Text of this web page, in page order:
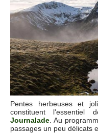
Pentes herbeuses et
constituent l'essentiel
Journalade . Au
passages un peu délicats